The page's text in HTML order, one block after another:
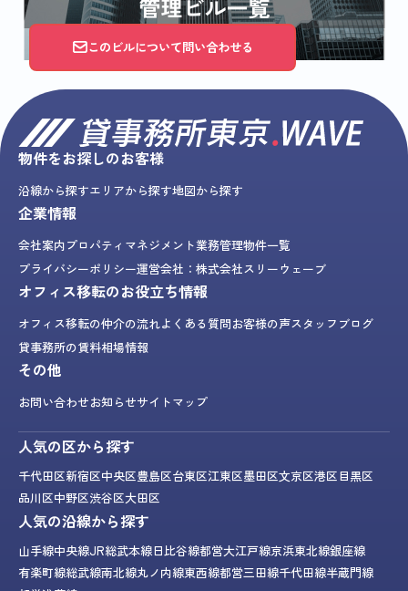
このビルについて問い合わせる
物件をお探しのお客様
沿線から探すエリアから探す地図から探す
企業情報
会社案内プロパティマネジメント業務管理物件一覧
プライバシーポリシー運営会社：株式会社スリーウェーブ
オフィス移転のお役立ち情報
オフィス移転の仲介の流れよくある質問お客様の声スタッフブログ
貸事務所の賃料相場情報
その他
お問い合わせお知らせサイトマップ
人気の区から探す
千代田区新宿区中央区豊島区台東区江東区墨田区文京区港区目黒区
品川区中野区渋谷区大田区
人気の沿線から探す
山手線中央線JR総武本線日比谷線都営大江戸線京浜東北線銀座線
有楽町線総武線南北線丸ノ内線東西線都営三田線千代田線半蔵門線